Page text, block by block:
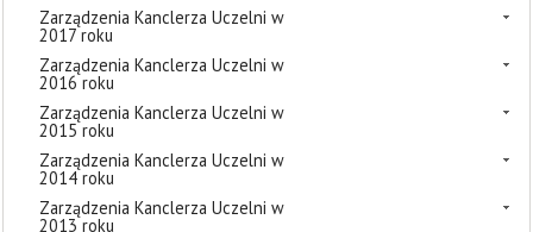
Zarządzenia Kanclerza Uczelni w
2017 roku
Zarządzenia Kanclerza Uczelni w
2016 roku
Zarządzenia Kanclerza Uczelni w
2015 roku
Zarządzenia Kanclerza Uczelni w
2014 roku
Zarządzenia Kanclerza Uczelni w
2013 roku